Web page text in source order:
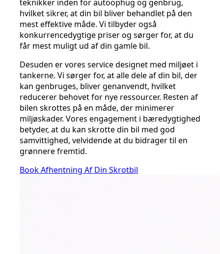
teknikker inden for autoophug og genbrug,
hvilket sikrer, at din bil bliver behandlet på den
mest effektive måde. Vi tilbyder også
konkurrencedygtige priser og sørger for, at du
får mest muligt ud af din gamle bil.
Desuden er vores service designet med miljøet i
tankerne. Vi sørger for, at alle dele af din bil, der
kan genbruges, bliver genanvendt, hvilket
reducerer behovet for nye ressourcer. Resten af
bilen skrottes på en måde, der minimerer
miljøskader. Vores engagement i bæredygtighed
betyder, at du kan skrotte din bil med god
samvittighed, velvidende at du bidrager til en
grønnere fremtid.
Book Afhentning Af Din Skrotbil